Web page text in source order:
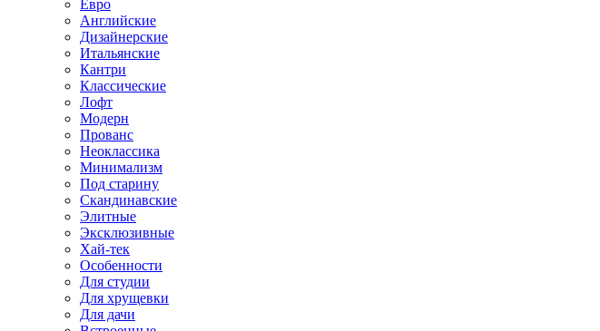
Евро
Английские
Дизайнерские
Итальянские
Кантри
Классические
Лофт
Модерн
Прованс
Неоклассика
Минимализм
Под старину
Скандинавские
Элитные
Эксклюзивные
Хай-тек
Особенности
Для студии
Для хрущевки
Для дачи